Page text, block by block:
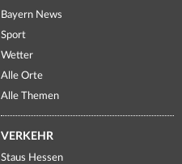
Bayern News
Sport
Wetter
Alle Orte
Alle Themen
VERKEHR
Staus Hessen